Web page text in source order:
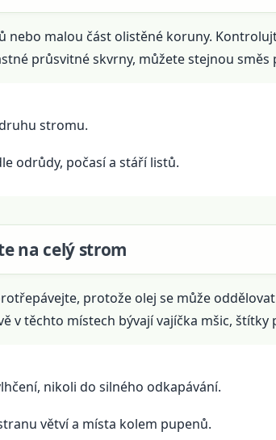
nebo malou část olistěné koruny.
průsvitné skvrny, můžete stejnou
stromu.
odrůdy, počasí a stáří listů.
na celý strom
protože olej se může
v těchto místech bývají vajíčka mšic,
nikoli do silného odkapávání.
větví a místa kolem pupenů.